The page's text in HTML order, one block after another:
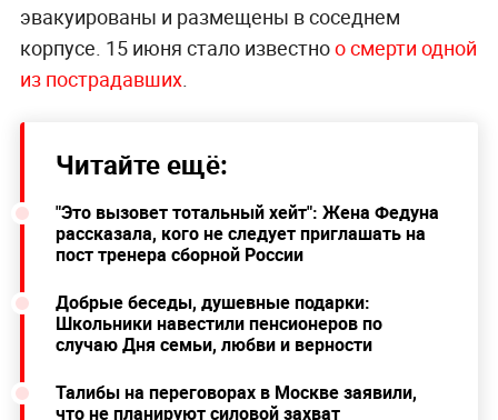
эвакуированы и размещены в соседнем
корпусе. 15 июня стало известноо смерти одной
из пострадавших.
Читайте ещё:
"Это вызовет тотальный хейт": Жена Федуна
рассказала, кого не следует приглашать на
пост тренера сборной России
Добрые беседы, душевные подарки:
Школьники навестили пенсионеров по
случаю Дня семьи, любви и верности
Талибы на переговорах в Москве заявили,
что не планируют силовой захват